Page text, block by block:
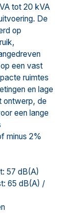
tot 20 kVA
De
op
een vast
ruimtes
en lage
ontwerp, de
een lange
minus 2%
57 dB(A)
65 dB(A) /